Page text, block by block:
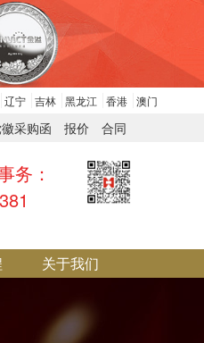
辽宁 吉林 黑龙江 香港 澳门
采购函 报价 合同
务：
关于我们